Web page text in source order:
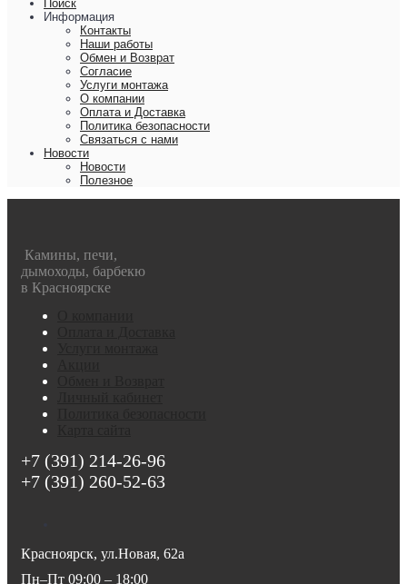
Поиск
Информация
Контакты
Наши работы
Обмен и Возврат
Согласие
Услуги монтажа
О компании
Оплата и Доставка
Политика безопасности
Связаться с нами
Новости
Новости
Полезное
Камины, печи,
дымоходы, барбекю
в Красноярске
+7 (391) 214-26-96
+7 (391) 260-52-63
Красноярск, ул.Новая, 62а
Пн–Пт 09:00 – 18:00